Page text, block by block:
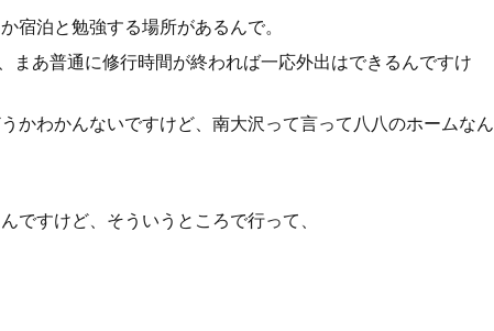
宿泊と勉強する場所があるんで。
まあ普通に修行時間が終われば一応外出はできるんですけ
かわかんないですけど、南大沢って言って八八のホームなん
ですけど、そういうところで行って、